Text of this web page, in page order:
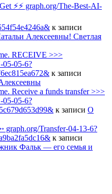
⚡⚡ graph.org/The-Best-AI-
к записи
Алексеевны! Светлая
RECEIVE >>>
05-6?
к записи
Receive a funds transfer >>>
05-6?
к записи О
graph.org/Transfer-04-13-6?
к записи
Фальк — его семья и